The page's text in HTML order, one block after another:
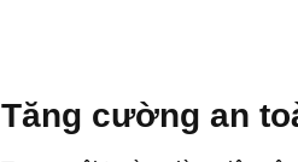
Tăng cường an